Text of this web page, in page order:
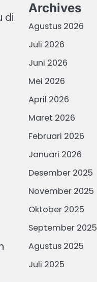
di
Archives
Agustus 2026
Juli 2026
Juni 2026
Mei 2026
April 2026
Maret 2026
Februari 2026
Januari 2026
Desember 2025
November 2025
Oktober 2025
September 2025
Agustus 2025
Juli 2025